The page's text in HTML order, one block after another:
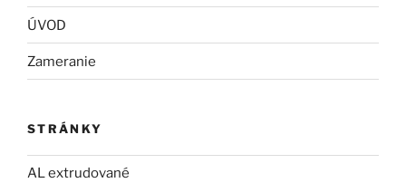
ÚVOD
Zameranie
STRÁNKY
AL extrudované